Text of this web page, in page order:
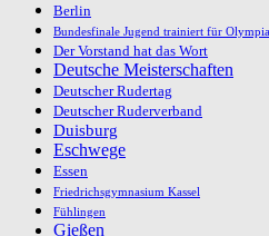
Berlin
Bundesfinale Jugend trainiert für Olympia
Der Vorstand hat das Wort
Deutsche Meisterschaften
Deutscher Rudertag
Deutscher Ruderverband
Duisburg
Eschwege
Essen
Friedrichsgymnasium Kassel
Fühlingen
Gießen